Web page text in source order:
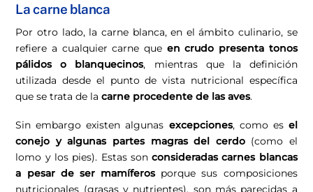
La carne blanca
Por otro lado, la carne blanca, en el ámbito culinario, se
refiere a cualquier carne que en crudo presenta tonos
pálidos o blanquecinos, mientras que la definición
utilizada desde el punto de vista nutricional específica
que se trata de lacarne procedente de las aves.
Sin embargo existen algunas excepciones, como es el
conejo y algunas partes magras del cerdo(como el
lomo y los pies). Estas sonconsideradas carnes blancas
a pesar de ser mamíferosporque sus composiciones
nutricionales (grasas y nutrientes), son más parecidas a